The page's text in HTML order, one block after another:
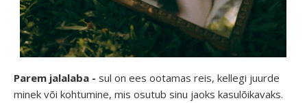
Parem jalalaba - sul on ees ootamas reis, kellegi juurde
minek või kohtumine, mis osutub sinu jaoks kasulõikavaks.